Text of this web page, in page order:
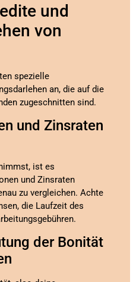
und
von
spezielle
an, die auf die
zugeschnitten sind.
und Zinsraten
ist es
und Zinsraten
zu vergleichen. Achte
die Laufzeit des
der Bonität